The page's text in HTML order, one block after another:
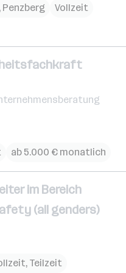
, Penzberg
Vollzeit
ab 5.000 € monatlich
im Bereich
(all genders)
Teilzeit